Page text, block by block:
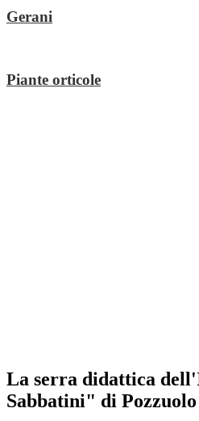
Gerani
Piante orticole
La serra didattica
Sabbatini" di